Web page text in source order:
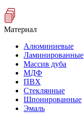
Материал
Алюминиевые
Ламинированные
Массив дуба
МДФ
ПВХ
Стеклянные
Шпонированные
Эмаль